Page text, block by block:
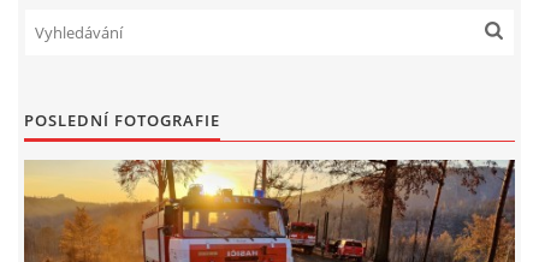
POSLEDNÍ FOTOGRAFIE